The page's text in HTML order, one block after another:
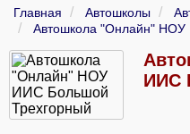
Главная Автошколы
Автошкола "Онлайн" НОУ
ИИС